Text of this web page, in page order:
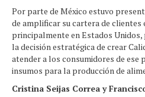
Por parte de México estuvo
de amplificar su cartera de
principalmente en Estados
la decisión estratégica de crear
atender a los consumidores de ese
insumos para la producción de
Cristina Seijas Correa y